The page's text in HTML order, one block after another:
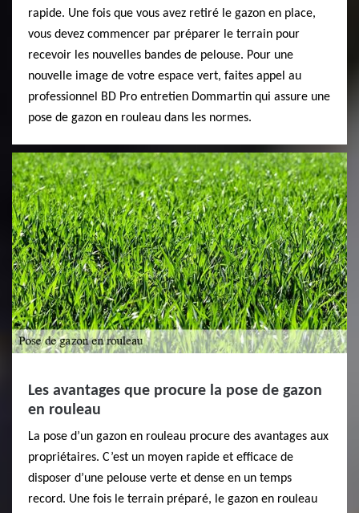
rapide. Une fois que vous avez retiré le gazon en place,
vous devez commencer par préparer le terrain pour
recevoir les nouvelles bandes de pelouse. Pour une
nouvelle image de votre espace vert, faites appel au
professionnel BD Pro entretien Dommartin qui assure une
pose de gazon en rouleau dans les normes.
Les avantages que procure la pose de gazon
en rouleau
La pose d’un gazon en rouleau procure des avantages aux
propriétaires. C’est un moyen rapide et efficace de
disposer d’une pelouse verte et dense en un temps
record. Une fois le terrain préparé, le gazon en rouleau